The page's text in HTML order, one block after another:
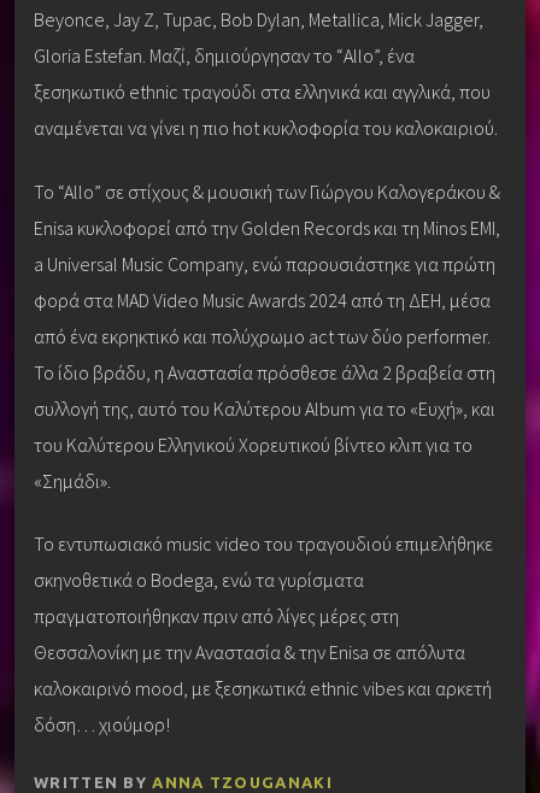
Beyonce, Jay Z, Tupac, Bob Dylan, Metallica, Mick Jagger,
Gloria Estefan. Μαζί, δημιούργησαν το “Allo”, ένα
ξεσηκωτικό ethnic τραγούδι στα ελληνικά και αγγλικά, που
αναμένεται να γίνει η πιο hot κυκλοφορία του καλοκαιριού.
To “Allo” σε στίχους & μουσική των Γιώργου Καλογεράκου &
Enisa κυκλοφορεί από την Golden Records και τη Minos EMI,
a Universal Music Company, ενώ παρουσιάστηκε για πρώτη
φορά στα MAD Video Music Awards 2024 από τη ΔΕΗ, μέσα
από ένα εκρηκτικό και πολύχρωμο act των δύο performer.
Το ίδιο βράδυ, η Αναστασία πρόσθεσε άλλα 2 βραβεία στη
συλλογή της, αυτό του Καλύτερου Album για το «Ευχή», και
του Καλύτερου Ελληνικού Χορευτικού βίντεο κλιπ για το
«Σημάδι».
Το εντυπωσιακό music video του τραγουδιού επιμελήθηκε
σκηνοθετικά ο Bodega, ενώ τα γυρίσματα
πραγματοποιήθηκαν πριν από λίγες μέρες στη
Θεσσαλονίκη με την Αναστασία & την Enisa σε απόλυτα
καλοκαιρινό mood, με ξεσηκωτικά ethnic vibes και αρκετή
δόση… χιούμορ!
WRITTEN BYANNA TZOUGANAKI